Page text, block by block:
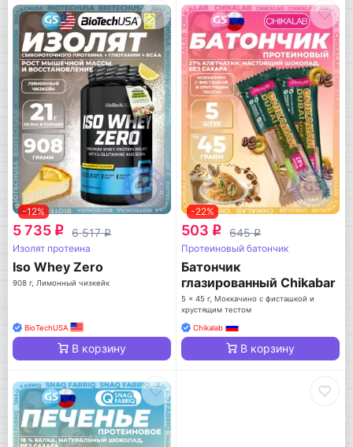
-12%
5 735 q 6 517q
Изолят протеина
Iso Whey Zero
908 г, Лимонный чизкейк
BioTechUSA
В корзину
-22%
503 q 645q
Протеиновый батончик
Батончик
глазированный Chikabar
Dubai
5 x 45 г, Моккачино с фисташкой и
хрустящим тестом
Chikalab
В корзину